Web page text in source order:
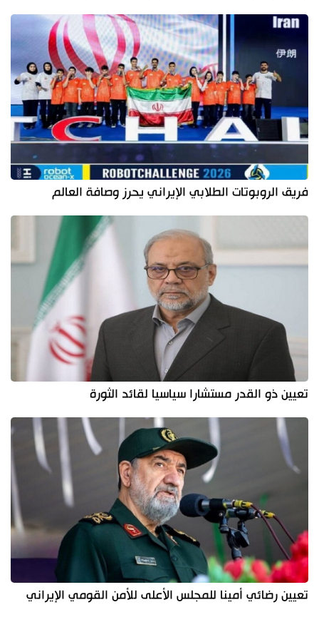
فريق الروبوتات الطلابي الإيراني يحرز وصافة العالم
تعيين ذو القدر مستشارا سياسيا لقائد الثورة
تعيين رضائي أمينا للمجلس الأعلى للأمن القومي الإيراني